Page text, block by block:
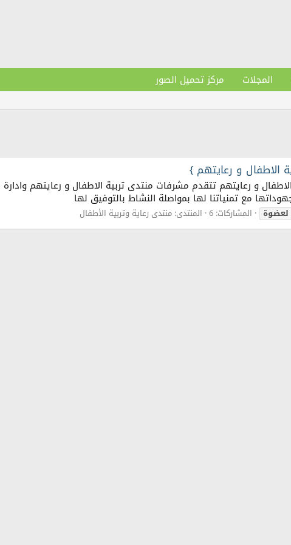
المجلات مركز تحميل الصور
الاطفال و رعايتهم }
مع تمنياتنا لها بمواصلة النشاط بالتوفيق لها
لعضوة المشاركات: 6 المنتدى: منتدى رعاية وتربية الأطفال